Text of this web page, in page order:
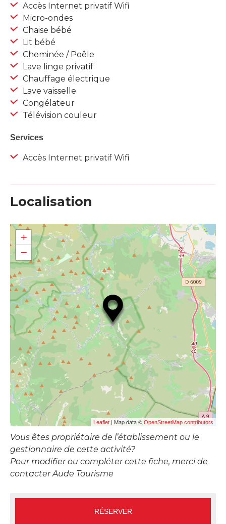
Accès Internet privatif Wifi
Micro-ondes
Chaise bébé
Lit bébé
Cheminée / Poêle
Lave linge privatif
Chauffage électrique
Lave vaisselle
Congélateur
Télévision couleur
Services
Accès Internet privatif Wifi
Localisation
+
−
Leaflet | Map data © OpenStreetMap contributors
Vous êtes propriétaire de l’établissement ou le
gestionnaire de cette activité?
Pour modifier ou compléter cette fiche, merci de
contacter Aude Tourisme
RÉSERVER